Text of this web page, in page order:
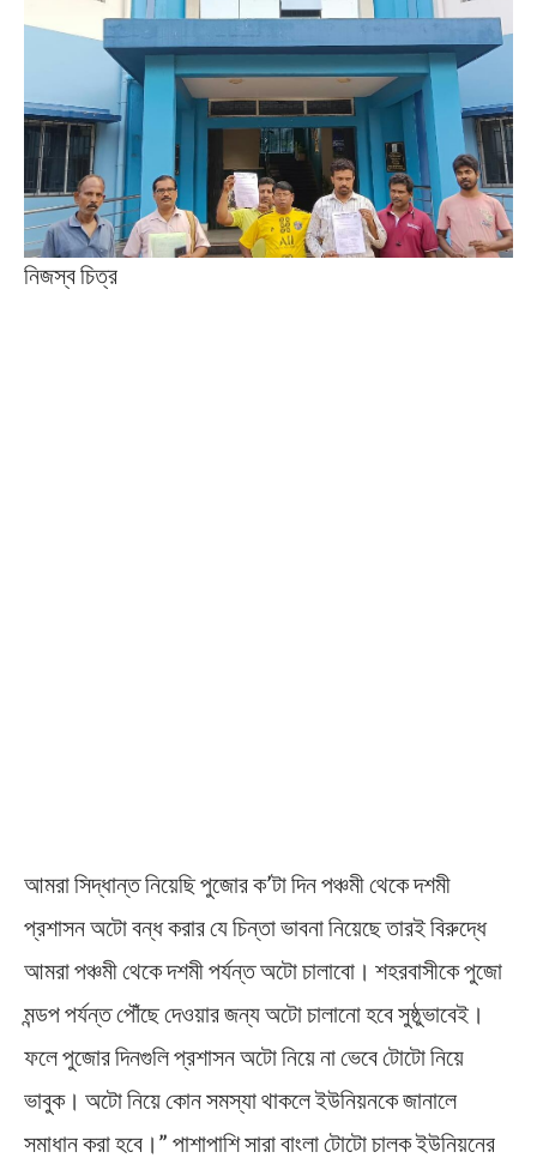
নিজস্ব চিত্র
আমরা সিদ্ধান্ত নিয়েছি পুজোর ক’টা দিন পঞ্চমী থেকে দশমী
প্রশাসন অটো বন্ধ করার যে চিন্তা ভাবনা নিয়েছে তারই বিরুদ্ধে
আমরা পঞ্চমী থেকে দশমী পর্যন্ত অটো চালাবো। শহরবাসীকে পুজো
মন্ডপ পর্যন্ত পৌঁছে দেওয়ার জন্য অটো চালানো হবে সুষ্ঠুভাবেই।
ফলে পুজোর দিনগুলি প্রশাসন অটো নিয়ে না ভেবে টোটো নিয়ে
ভাবুক। অটো নিয়ে কোন সমস্যা থাকলে ইউনিয়নকে জানালে
সমাধান করা হবে।” পাশাপাশি সারা বাংলা টোটো চালক ইউনিয়নের